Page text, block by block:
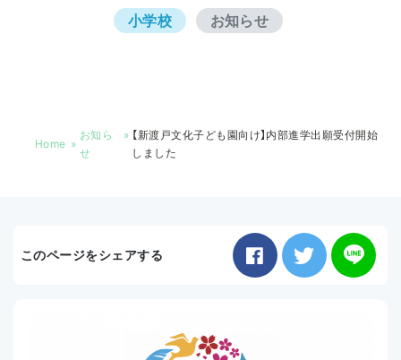
アフタースクール
アクセス
小学校 お知らせ
Home
お知ら
せ
【新渡戸文化子ども園向け】内部進学出願受付開始
しました
このページをシェアする